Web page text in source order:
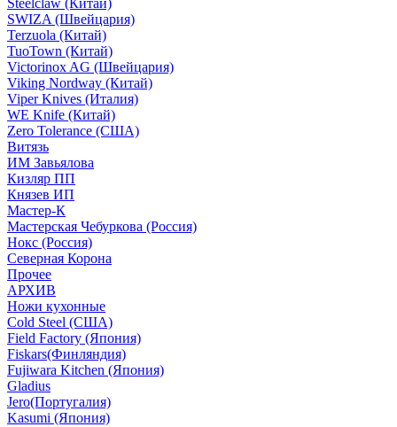
Steelclaw (Китай)
SWIZA (Швейцария)
Terzuola (Китай)
TuoTown (Китай)
Victorinox AG (Швейцария)
Viking Nordway (Китай)
Viper Knives (Италия)
WE Knife (Китай)
Zero Tolerance (США)
Витязь
ИМ Завьялова
Кизляр ПП
Князев ИП
Мастер-К
Мастерская Чебуркова (Россия)
Нокс (Россия)
Северная Корона
Прочее
АРХИВ
Ножи кухонные
Cold Steel (США)
Field Factory (Япония)
Fiskars(Финляндия)
Fujiwara Kitchen (Япония)
Gladius
Jero(Португалия)
Kasumi (Япония)